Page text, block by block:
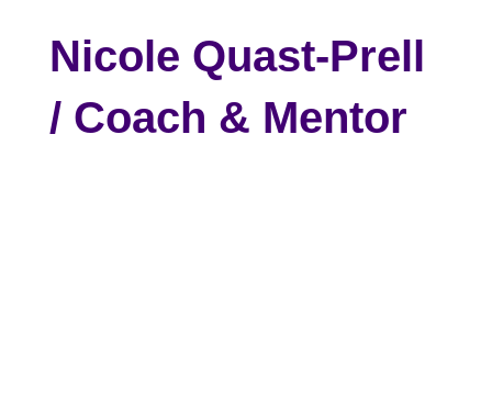
Nicole Quast-Prell
/ Coach & Mentor